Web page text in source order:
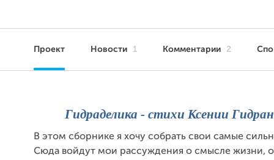
Проект Новости 1 Комментарии 2
Гидраделика - стихи Ксении
В этом сборнике я хочу собрать свои самые
Сюда войдут мои рассуждения о смысле жизни,